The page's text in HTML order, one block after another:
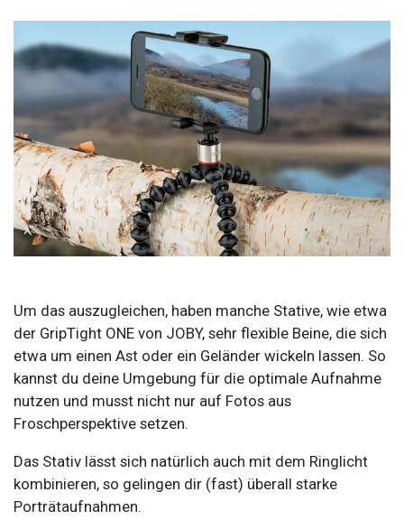
Um das auszugleichen, haben manche Stative, wie etwa
der GripTight ONE von JOBY, sehr flexible Beine, die sich
etwa um einen Ast oder ein Geländer wickeln lassen. So
kannst du deine Umgebung für die optimale Aufnahme
nutzen und musst nicht nur auf Fotos aus
Froschperspektive setzen.
Das Stativ lässt sich natürlich auch mit dem Ringlicht
kombinieren, so gelingen dir (fast) überall starke
Porträtaufnahmen.